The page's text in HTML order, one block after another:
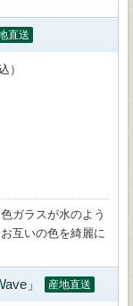
直送
）
ガラスが水のよう
互いの色を綺麗に
」 産地直送